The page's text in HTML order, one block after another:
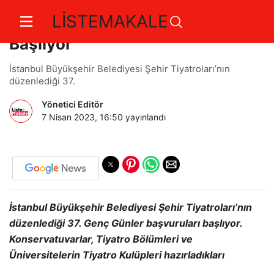
LİSTEMAKALE
Genç Günler Başvuruları
Başlıyor
İstanbul Büyükşehir Belediyesi Şehir Tiyatroları’nın
düzenlediği 37.
Yönetici Editör
7 Nisan 2023, 16:50 yayınlandı
İstanbul Büyükşehir Belediyesi Şehir Tiyatroları’nın
düzenlediği 37. Genç Günler başvuruları başlıyor.
Konservatuvarlar, Tiyatro Bölümleri ve
Üniversitelerin Tiyatro Kulüpleri hazırladıkları